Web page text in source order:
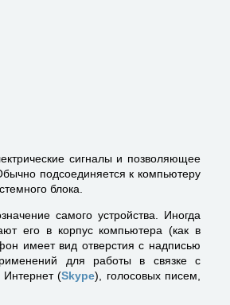
сигналы и позволяющее
подсоединяется к компьютеру
блока.
самого устройства. Иногда
его в корпус компьютера (как в
имеет вид отверстия с надписью
для работы в связке с
(Skype), голосовых писем,